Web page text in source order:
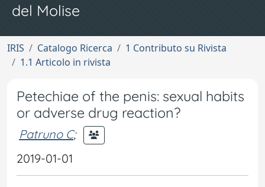
del Molise
IRIS Catalogo Ricerca
1 Contributo su Rivista
1.1 Articolo in rivista
Petechiae of the penis: sexual habits
or adverse drug reaction?
Patruno C;
2019-01-01